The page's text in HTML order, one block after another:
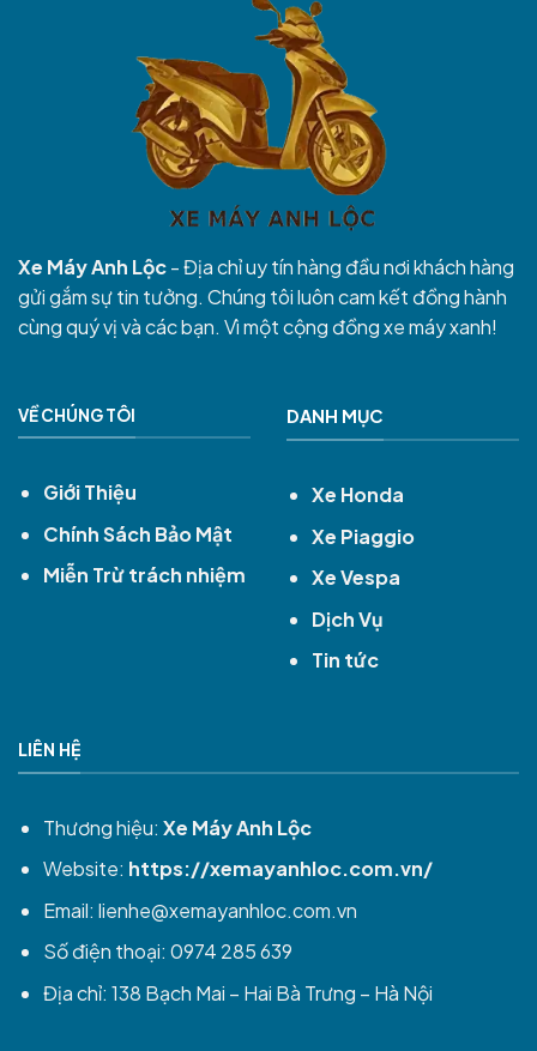
Xe Máy Anh Lộc- Địa chỉ uy tín hàng đầu nơi khách hàng
gửi gắm sự tin tưởng. Chúng tôi luôn cam kết đồng hành
cùng quý vị và các bạn. Vì một cộng đồng xe máy xanh!
VỀ CHÚNG TÔI
Giới Thiệu
Chính Sách Bảo Mật
Miễn Trừ trách nhiệm
DANH MỤC
Xe Honda
Xe Piaggio
Xe Vespa
Dịch Vụ
Tin tức
LIÊN HỆ
Thương hiệu: Xe Máy Anh Lộc
Website: https://xemayanhloc.com.vn/
Email: lienhe@xemayanhloc.com.vn
Số điện thoại: 0974 285 639
Địa chỉ: 138 Bạch Mai – Hai Bà Trưng – Hà Nội